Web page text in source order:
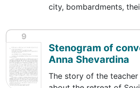
city, bombardments,
9
Stenogram of
Anna Shevardina
The story of the teacher